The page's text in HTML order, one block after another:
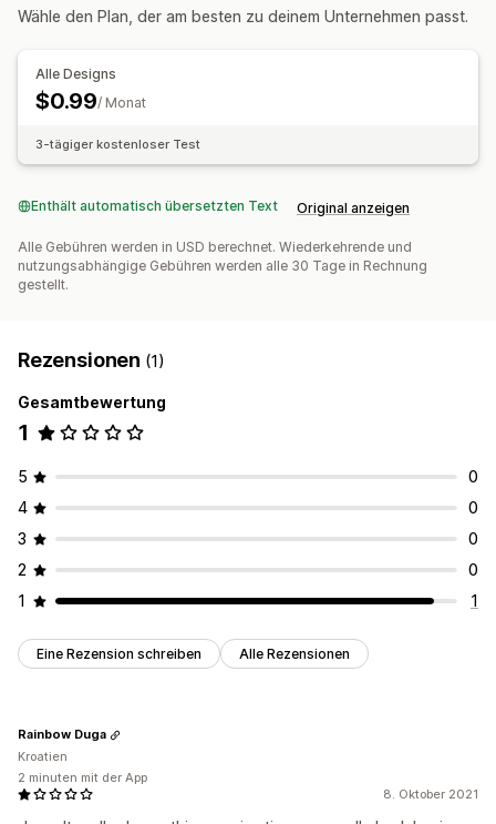
Wähle den Plan, der am besten zu deinem Unternehmen passt.
Alle Designs
$0.99/ Monat
3-tägiger kostenloser Test
Enthält automatisch übersetzten Text Original anzeigen
Alle Gebühren werden in USD berechnet. Wiederkehrende und
nutzungsabhängige Gebühren werden alle 30 Tage in Rechnung
gestellt.
Rezensionen (1)
Gesamtbewertung
1
5
0
4
0
3
0
2
0
1
1
Eine Rezension schreiben Alle Rezensionen
8. Oktober 2021
Rainbow Duga
Kroatien
2 minuten mit der App